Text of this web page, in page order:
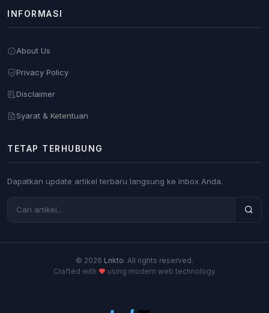
INFORMASI
About Us
Privacy Policy
Disclaimer
Syarat & Ketentuan
TETAP TERHUBUNG
Dapatkan update artikel terbaru langsung ke inbox Anda.
© 2026 Lnkto. All rights reserved.
Crafted with
using modern web technology